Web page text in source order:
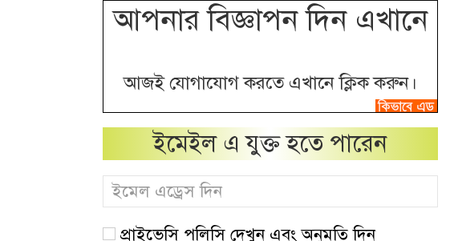
আপনার বিজ্ঞাপন দিন এখানে
আজই যোগাযোগ করতে এখানে ক্লিক করুন।
ইমেইল এ যুক্ত হতে পারেন
প্রাইভেসি পলিসি দেখুন এবং অনুমতি দিন